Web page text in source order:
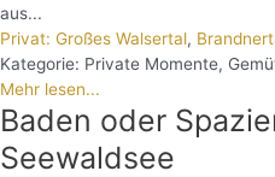
aus...
Privat: Großes Walsertal,
Kategorie: Private Momente,
Mehr lesen...
Baden oder
Seewaldsee